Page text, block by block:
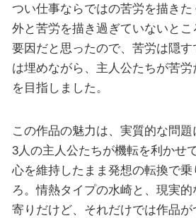
つい仕事ならではの苦労を描き
外と苦労を描き過ぎていないと
要因だと思ったので、苦労は隠
は埋めながら、主人公たちが苦
を目指しました。
この作品の魅力は、実質的な問題
3人の主人公たちが機転を利かせ
心を維持したまま発想の転換で乗
ろ。情熱タイプの水崎と、現実
寄りだけど、それだけでは作品